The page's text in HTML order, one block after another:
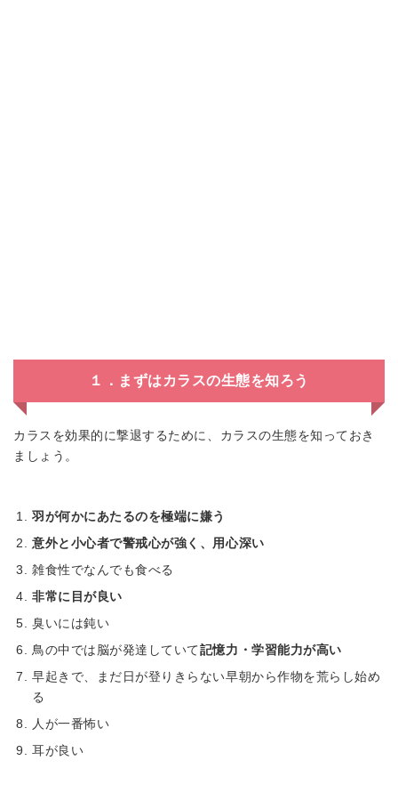
１．まずはカラスの生態を知ろう
カラスを効果的に撃退するために、カラスの生態を知っておき
ましょう。
羽が何かにあたるのを極端に嫌う
意外と小心者で警戒心が強く、用心深い
雑食性でなんでも食べる
非常に目が良い
臭いには鈍い
鳥の中では脳が発達していて記憶力・学習能力が高い
早起きで、まだ日が登りきらない早朝から作物を荒らし始め
る
人が一番怖い
耳が良い